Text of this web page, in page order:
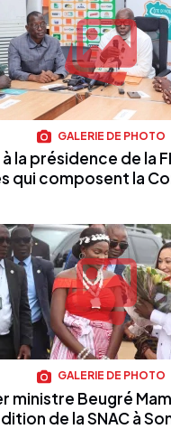
GALERIE DE PHOTO
la présidence de la
qui composent la
GALERIE DE PHOTO
ministre Beugré
de la SNAC à